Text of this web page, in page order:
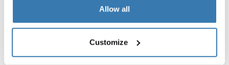
Allow all
Customize